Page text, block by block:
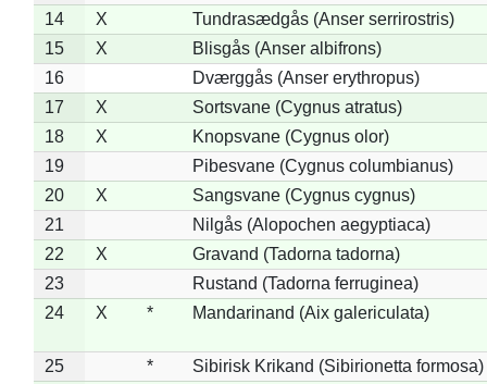
14
X
Tundrasædgås (Anser serrirostris)
15
X
Blisgås (Anser albifrons)
16
Dværggås (Anser erythropus)
17
X
Sortsvane (Cygnus atratus)
18
X
Knopsvane (Cygnus olor)
19
Pibesvane (Cygnus columbianus)
20
X
Sangsvane (Cygnus cygnus)
21
Nilgås (Alopochen aegyptiaca)
22
X
Gravand (Tadorna tadorna)
23
Rustand (Tadorna ferruginea)
24
X * Mandarinand (Aix galericulata)
25 *
Sibirisk Krikand (Sibirionetta formosa)